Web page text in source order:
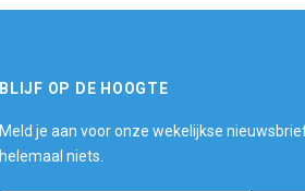
BLIJF OP DE HOOGTE
Meld je aan voor onze wekelijkse
helemaal niets.